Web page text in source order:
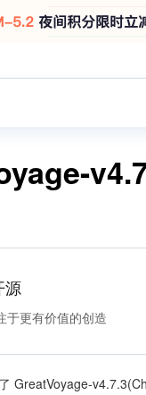
源
于更有价值的创造
GreatVoyage-